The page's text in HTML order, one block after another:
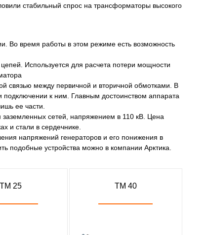
стабильный спрос на трансформаторы высокого
Во время работы в этом режиме есть возможность
Используется для расчета потери мощности
связью между первичной и вторичной обмотками. В
к ним. Главным достоинством аппарата
ее части.
заземленных сетей, напряжением в 110 кВ. Цена
и стали в сердечнике.
напряжений генераторов и его понижения в
подобные устройства можно в компании Арктика.
ТМ 25 ТМ 40